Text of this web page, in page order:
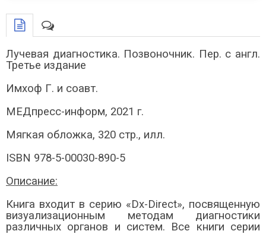
Лучевая диагностика. Позвоночник. Пер. с англ.
Третье издание
Имхоф Г. и соавт.
МЕДпресс-информ, 2021 г.
Мягкая обложка, 320 стр., илл.
ISBN 978-5-00030-890-5
Описание:
Книга входит в серию «Dx-Direct», посвященную
визуализационным методам диагностики
различных органов и систем. Все книги серии